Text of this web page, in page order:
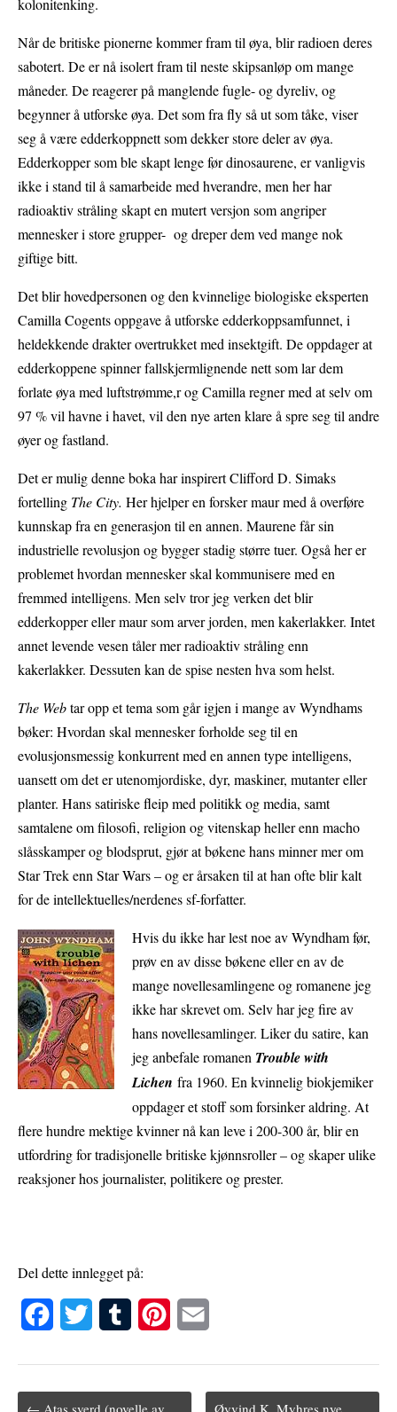
kolonitenking.
Når de britiske pionerne kommer fram til øya, blir radioen deres
sabotert. De er nå isolert fram til neste skipsanløp om mange
måneder. De reagerer på manglende fugle- og dyreliv, og
begynner å utforske øya. Det som fra fly så ut som tåke, viser
seg å være edderkoppnett som dekker store deler av øya.
Edderkopper som ble skapt lenge før dinosaurene, er vanligvis
ikke i stand til å samarbeide med hverandre, men her har
radioaktiv stråling skapt en mutert versjon som angriper
mennesker i store grupper- og dreper dem ved mange nok
giftige bitt.
Det blir hovedpersonen og den kvinnelige biologiske eksperten
Camilla Cogents oppgave å utforske edderkoppsamfunnet, i
heldekkende drakter overtrukket med insektgift. De oppdager at
edderkoppene spinner fallskjermlignende nett som lar dem
forlate øya med luftstrømme,r og Camilla regner med at selv om
97 % vil havne i havet, vil den nye arten klare å spre seg til andre
øyer og fastland.
Det er mulig denne boka har inspirert Clifford D. Simaks
fortelling The City. Her hjelper en forsker maur med å overføre
kunnskap fra en generasjon til en annen. Maurene får sin
industrielle revolusjon og bygger stadig større tuer. Også her er
problemet hvordan mennesker skal kommunisere med en
fremmed intelligens. Men selv tror jeg verken det blir
edderkopper eller maur som arver jorden, men kakerlakker. Intet
annet levende vesen tåler mer radioaktiv stråling enn
kakerlakker. Dessuten kan de spise nesten hva som helst.
The Webtar opp et tema som går igjen i mange av Wyndhams
bøker: Hvordan skal mennesker forholde seg til en
evolusjonsmessig konkurrent med en annen type intelligens,
uansett om det er utenomjordiske, dyr, maskiner, mutanter eller
planter. Hans satiriske fleip med politikk og media, samt
samtalene om filosofi, religion og vitenskap heller enn macho
slåsskamper og blodsprut, gjør at bøkene hans minner mer om
Star Trek enn Star Wars – og er årsaken til at han ofte blir kalt
for de intellektuelles/nerdenes sf-forfatter.
Hvis du ikke har lest noe av Wyndham før,
prøv en av disse bøkene eller en av de
mange novellesamlingene og romanene jeg
ikke har skrevet om. Selv har jeg fire av
hans novellesamlinger. Liker du satire, kan
jeg anbefale romanen Trouble with
Lichen fra 1960. En kvinnelig biokjemiker
oppdager et stoff som forsinker aldring. At
flere hundre mektige kvinner nå kan leve i 200-300 år, blir en
utfordring for tradisjonelle britiske kjønnsroller – og skaper ulike
reaksjoner hos journalister, politikere og prester.
Del dette innlegget på: